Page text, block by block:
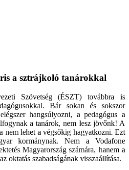
a sztrájkoló tanárokkal
Szövetség (ÉSZT) továbbra is
Bár sokan és sokszor
hangsúlyozni, a pedagógus a
a tanárok, nem lesz jövőnk! A
nem lehet a végsőkig hagyatkozni. Ezt
kormánynak. Nem a Vodafone
Magyarország számára, hanem a
oktatás szabadságának visszaállítása.